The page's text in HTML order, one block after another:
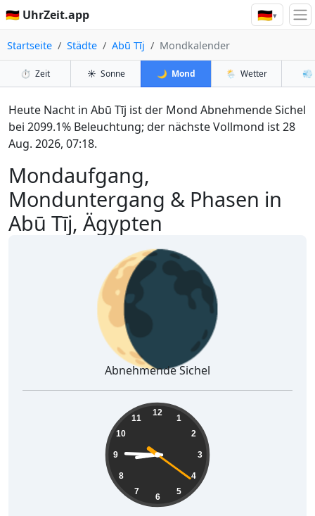
🇩🇪 UhrZeit.app 🇩🇪▾
Startseite Städte Abū Tīj Mondkalender
⏱️ Zeit ☀️ Sonne 🌙 Mond 🌦️ Wetter 💨
Mondaufgang,
Monduntergang & Phasen in
Abū Tīj, Ägypten
Heute Nacht in Abū Tīj ist der Mond Abnehmende Sichel
bei 2099.1% Beleuchtung; der nächste Vollmond ist 28
Aug. 2026, 07:18.
🌘
Abnehmende Sichel
12
1
2
3
4
5
6
7
8
9
10
11